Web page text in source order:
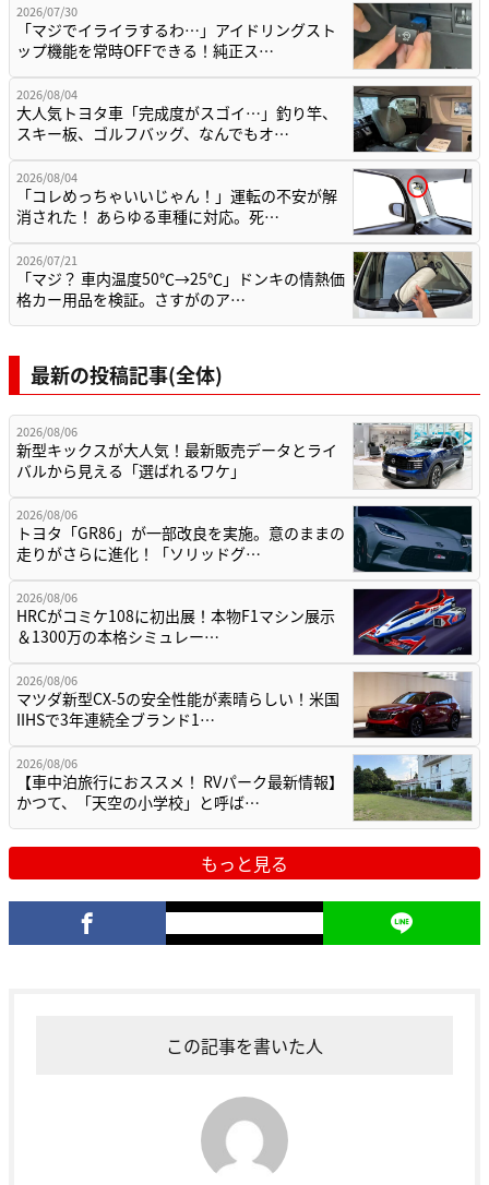
2026/07/30
「マジでイライラするわ…」アイドリングスト
ップ機能を常時OFFできる！純正ス…
2026/08/04
大人気トヨタ車「完成度がスゴイ…」釣り竿、
スキー板、ゴルフバッグ、なんでもオ…
2026/08/04
「コレめっちゃいいじゃん！」運転の不安が解
消された！ あらゆる車種に対応。死…
2026/07/21
「マジ？ 車内温度50℃→25℃」ドンキの情熱価
格カー用品を検証。さすがのア…
最新の投稿記事(全体)
2026/08/06
新型キックスが大人気！最新販売データとライ
バルから見える「選ばれるワケ」
2026/08/06
トヨタ「GR86」が一部改良を実施。意のままの
走りがさらに進化！「ソリッドグ…
2026/08/06
HRCがコミケ108に初出展！本物F1マシン展示
＆1300万の本格シミュレー…
2026/08/06
マツダ新型CX-5の安全性能が素晴らしい！米国
IIHSで3年連続全ブランド1…
2026/08/06
【車中泊旅行におススメ！ RVパーク最新情報】
かつて、「天空の小学校」と呼ば…
もっと見る
この記事を書いた人